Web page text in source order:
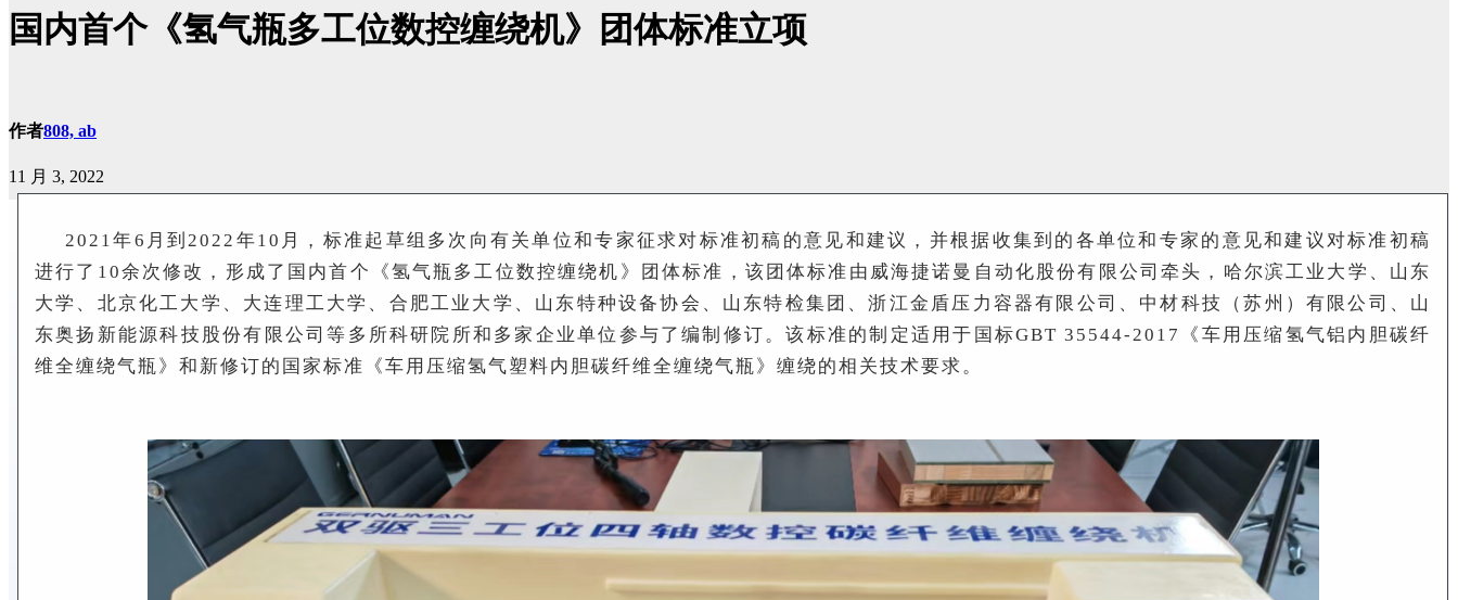
国内首个《氢气瓶多工位数控缠绕机》团体标准立项
作者808, ab
11 月 3, 2022
2021年6月到2022年10月，标准起草组多次向有关单位和专家征求对标准初稿的意见和建议，并根据收集到的各单位和专家的意见和建议对标准初稿
进行了10余次修改，形成了国内首个《氢气瓶多工位数控缠绕机》团体标准，该团体标准由威海捷诺曼自动化股份有限公司牵头，哈尔滨工业大学、山东
大学、北京化工大学、大连理工大学、合肥工业大学、山东特种设备协会、山东特检集团、浙江金盾压力容器有限公司、中材科技（苏州）有限公司、山
东奥扬新能源科技股份有限公司等多所科研院所和多家企业单位参与了编制修订。该标准的制定适用于国标GBT 35544-2017《车用压缩氢气铝内胆碳纤
维全缠绕气瓶》和新修订的国家标准《车用压缩氢气塑料内胆碳纤维全缠绕气瓶》缠绕的相关技术要求。